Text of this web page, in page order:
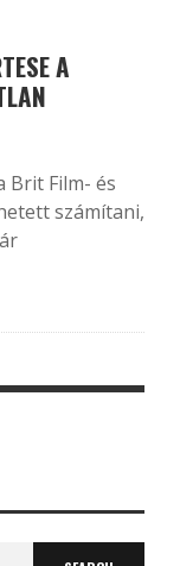
A
Brit Film- és
számítani,